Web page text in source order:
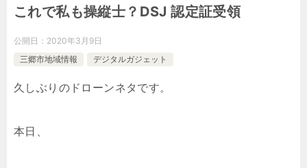
これで私も操縦士？DSJ 認定証受領
公開日： 2020年3月9日
三郷市地域情報
デジタルガジェット
久しぶりのドローンネタです。
本日、